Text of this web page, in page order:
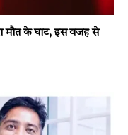
मौत के घाट, इस वजह से